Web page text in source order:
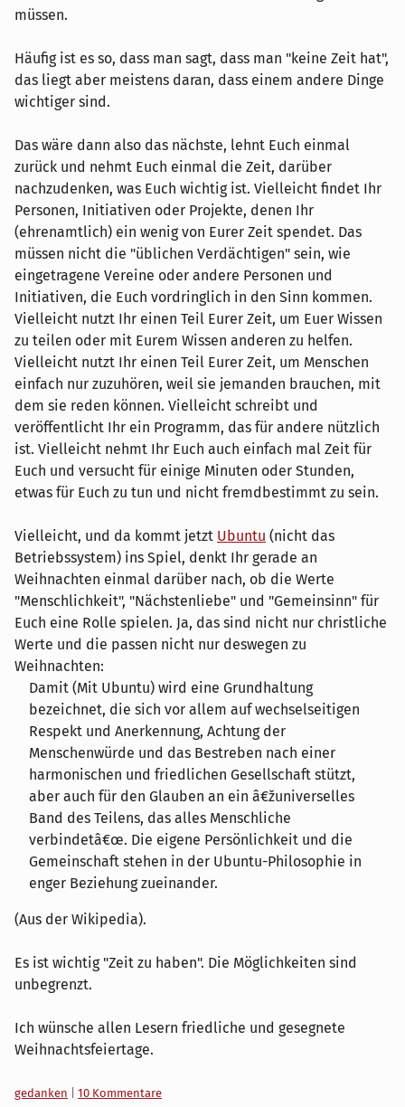
müssen.
Häufig ist es so, dass man sagt, dass man "keine Zeit hat",
das liegt aber meistens daran, dass einem andere Dinge
wichtiger sind.
Das wäre dann also das nächste, lehnt Euch einmal
zurück und nehmt Euch einmal die Zeit, darüber
nachzudenken, was Euch wichtig ist. Vielleicht findet Ihr
Personen, Initiativen oder Projekte, denen Ihr
(ehrenamtlich) ein wenig von Eurer Zeit spendet. Das
müssen nicht die "üblichen Verdächtigen" sein, wie
eingetragene Vereine oder andere Personen und
Initiativen, die Euch vordringlich in den Sinn kommen.
Vielleicht nutzt Ihr einen Teil Eurer Zeit, um Euer Wissen
zu teilen oder mit Eurem Wissen anderen zu helfen.
Vielleicht nutzt Ihr einen Teil Eurer Zeit, um Menschen
einfach nur zuzuhören, weil sie jemanden brauchen, mit
dem sie reden können. Vielleicht schreibt und
veröffentlicht Ihr ein Programm, das für andere nützlich
ist. Vielleicht nehmt Ihr Euch auch einfach mal Zeit für
Euch und versucht für einige Minuten oder Stunden,
etwas für Euch zu tun und nicht fremdbestimmt zu sein.
Vielleicht, und da kommt jetzt Ubuntu (nicht das
Betriebssystem) ins Spiel, denkt Ihr gerade an
Weihnachten einmal darüber nach, ob die Werte
"Menschlichkeit", "Nächstenliebe" und "Gemeinsinn" für
Euch eine Rolle spielen. Ja, das sind nicht nur christliche
Werte und die passen nicht nur deswegen zu
Weihnachten:
Damit (Mit Ubuntu) wird eine Grundhaltung
bezeichnet, die sich vor allem auf wechselseitigen
Respekt und Anerkennung, Achtung der
Menschenwürde und das Bestreben nach einer
harmonischen und friedlichen Gesellschaft stützt,
aber auch für den Glauben an ein â€žuniverselles
Band des Teilens, das alles Menschliche
verbindetâ€œ. Die eigene Persönlichkeit und die
Gemeinschaft stehen in der Ubuntu-Philosophie in
enger Beziehung zueinander.
(Aus der Wikipedia).
Es ist wichtig "Zeit zu haben". Die Möglichkeiten sind
unbegrenzt.
Ich wünsche allen Lesern friedliche und gesegnete
Weihnachtsfeiertage.
Kategorien:
gedanken
10 Kommentare